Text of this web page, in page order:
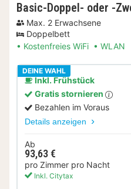
Basic-Doppel- oder -
Max. 2 Erwachsene
Doppelbett
Kostenfreies WiFi
WLAN
DEINE WAHL
Inkl. Frühstück
Gratis stornieren
Bezahlen im Voraus
Details anzeigen
Ab
93,63 €
pro Zimmer pro Nacht
Inkl. Citytax